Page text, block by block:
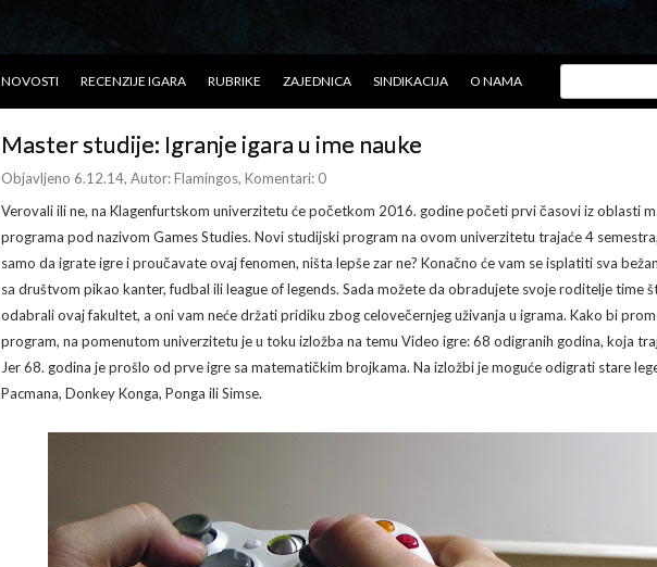
NOVOSTI RECENZIJE IGARA RUBRIKE ZAJEDNICA SINDIKACIJA O NAMA
Master studije: Igranje igara u ime nauke
Objavljeno 6.12.14, Autor:Flamingos, Komentari: 0
Verovali ili ne, na Klagenfurtskom univerzitetu će početkom 2016. godine početi prvi časovi iz oblasti
programa pod nazivom Games Studies. Novi studijski program na ovom univerzitetu trajaće 4
samo da igrate igre i proučavate ovaj fenomen, ništa lepše zar ne? Konačno će vam se isplatiti sva
sa društvom pikao kanter, fudbal ili league of legends. Sada možete da obradujete svoje roditelje time
odabrali ovaj fakultet, a oni vam neće držati pridiku zbog celovečernjeg uživanja u igrama. Kako bi
program, na pomenutom univerzitetu je u toku izložba na temu Video igre: 68 odigranih godina, koja
Jer 68. godina je prošlo od prve igre sa matematičkim brojkama. Na izložbi je moguće odigrati stare
Pacmana, Donkey Konga, Ponga ili Simse.